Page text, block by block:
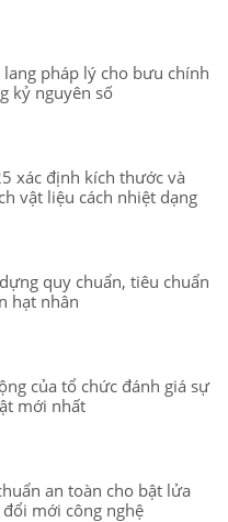
pháp lý cho bưu chính
kỷ nguyên số
xác định kích thước và
vật liệu cách nhiệt dạng
quy chuẩn, tiêu chuẩn
hạt nhân
của tổ chức đánh giá sự
mới nhất
an toàn cho bật lửa
mới công nghệ